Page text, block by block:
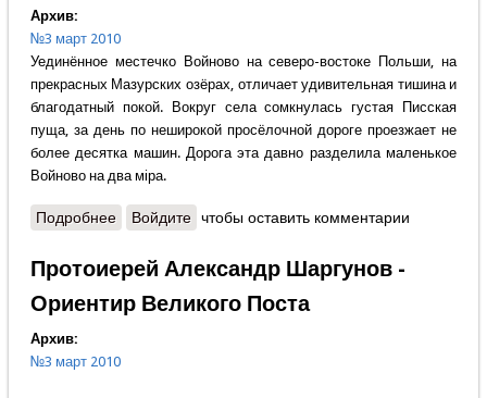
Архив:
№3 март 2010
Уединённое местечко Войново на северо-востоке Польши, на
прекрасных Мазурских озёрах, отличает удивительная тишина и
благодатный покой. Вокруг села сомкнулась густая Писская
пуща, за день по неширокой просёлочной дороге проезжает не
более десятка машин. Дорога эта давно разделила маленькое
Войново на два мiра.
Подробнеео Ксения Авдеева - Польские дети Оптиной
Войдите чтобы оставить комментарии
Протоиерей Александр Шаргунов -
Ориентир Великого Поста
Архив:
№3 март 2010